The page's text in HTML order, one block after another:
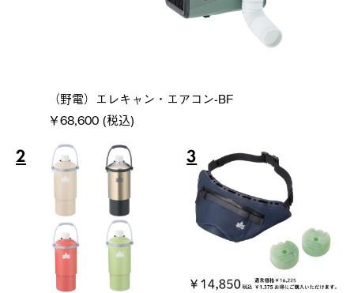
（野電）エレキャン・エアコン-BF
￥68,600 (税込)
2 3